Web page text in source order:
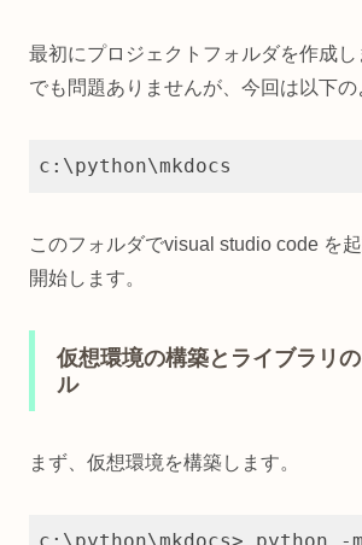
最初にプロジェクトフォルダを作成し
でも問題ありませんが、今回は以下の
c:\python\mkdocs
このフォルダでvisual studio code を
開始します。
仮想環境の構築とライブラリ
ル
まず、仮想環境を構築します。